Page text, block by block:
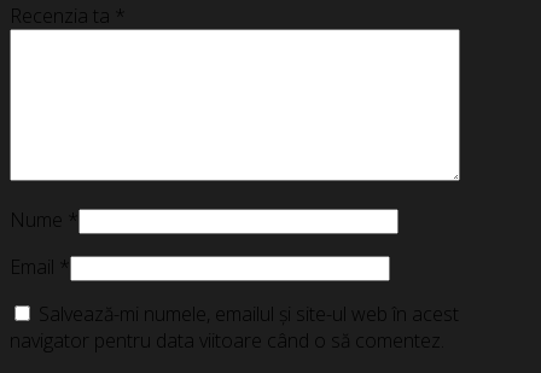
Recenzia ta *
Nume *
Email *
Salvează-mi numele, emailul și site-ul web în acest
navigator pentru data viitoare când o să comentez.